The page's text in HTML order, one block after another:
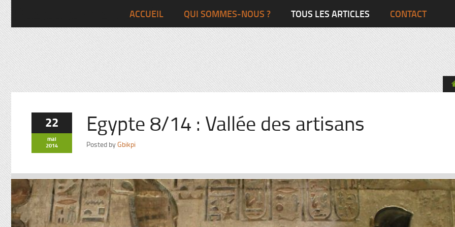
Pascalchristian.fr
ACCUEIL QUI SOMMES-NOUS ? TOUS LES ARTICLES
Côte d’Ivoire
Togo
Maroc
Egypte
France
Italie
Pays-Bas
CONTACT
22
mai
2014
Egypte 8/14 : Vallée des artisans
Posted byGbikpi